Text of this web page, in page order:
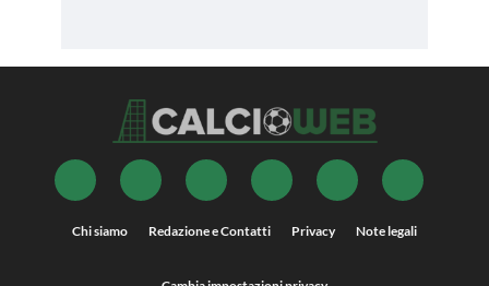
Chi siamo Redazione e Contatti Privacy Note legali